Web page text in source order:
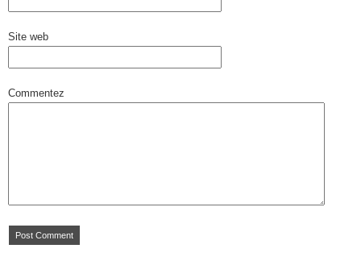
Site web
Commentez